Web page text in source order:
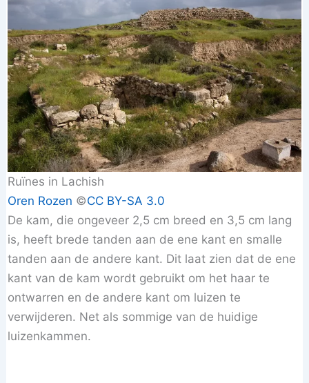
Ruïnes in Lachish
Oren Rozen ©️CC BY-SA 3.0
De kam, die ongeveer 2,5 cm breed en 3,5 cm lang
is, heeft brede tanden aan de ene kant en smalle
tanden aan de andere kant. Dit laat zien dat de ene
kant van de kam wordt gebruikt om het haar te
ontwarren en de andere kant om luizen te
verwijderen. Net als sommige van de huidige
luizenkammen.